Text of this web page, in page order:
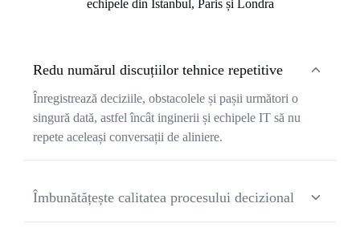
Redu numărul discuțiilor tehnice repetitive
Înregistrează deciziile, obstacolele și pașii următori o
singură dată, astfel încât inginerii și echipele IT să nu
repete aceleași conversații de aliniere.
Îmbunătățește calitatea procesului decizional